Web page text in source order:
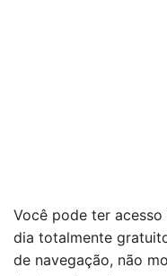
Você pode ter
dia totalmente
de navegação, não